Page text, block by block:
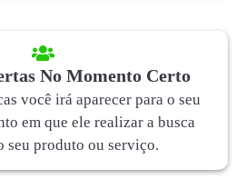
No Momento Certo
você irá aparecer para o seu
em que ele realizar a busca
seu produto ou serviço.